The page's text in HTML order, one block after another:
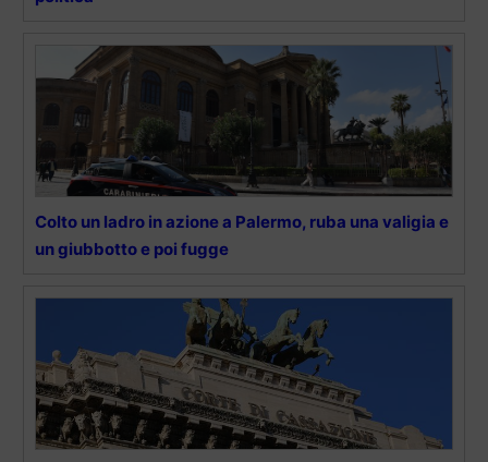
Colto un ladro in azione a Palermo, ruba una valigia e
un giubbotto e poi fugge